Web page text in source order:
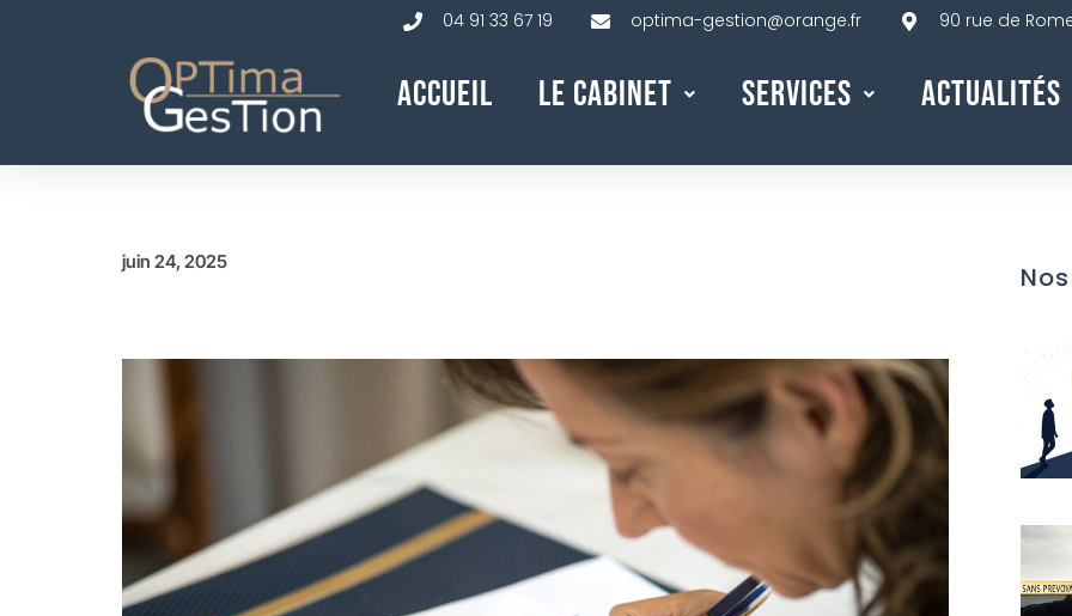
04 91 33 67 19 optima-gestion@orange.fr 90 rue de
Accueil Le Cabinet Services Actualités
juin 24, 2025